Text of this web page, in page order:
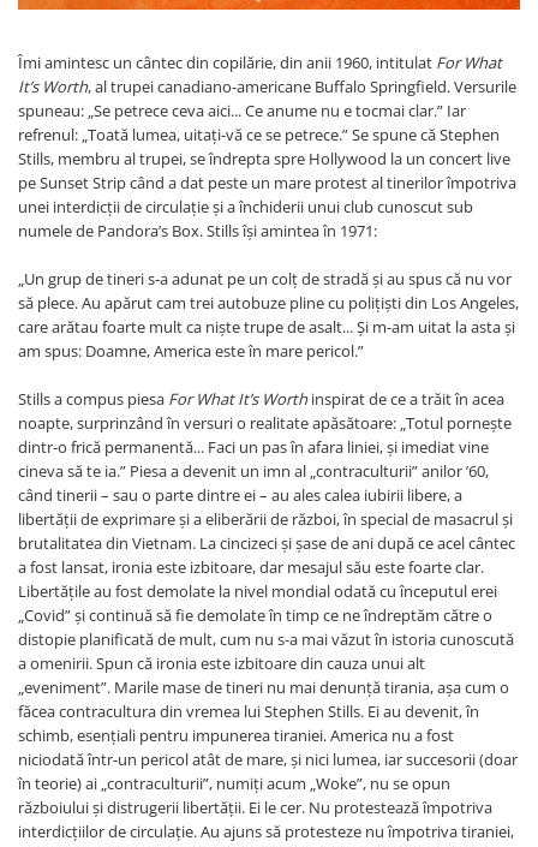
Știință
Seria Montauk
Mistere
Seria Chico Xavier
Seria Helena Blavatsky
Sănătate
Umor
Viata după moarte
Non-dualitate
Alimentație
Creștinism
Vindecare
Povestiri
Relații de cuplu
Erotism
Psihologie practică
Sexualitate
Lumea îngerilor
Seria Masaru Emoto
Îmi amintesc un cântec din copilărie, din anii 1960, intitulat For What
It’s Worth, al trupei canadiano-americane Buffalo Springfield. Versurile
spuneau: „Se petrece ceva aici... Ce anume nu e tocmai clar.” Iar
refrenul: „Toată lumea, uitați-vă ce se petrece.” Se spune că Stephen
Stills, membru al trupei, se îndrepta spre Hollywood la un concert live
pe Sunset Strip când a dat peste un mare protest al tinerilor împotriva
unei interdicții de circulație și a închiderii unui club cunoscut sub
numele de Pandora’s Box. Stills își amintea în 1971:
„Un grup de tineri s-a adunat pe un colț de stradă și au spus că nu vor
să plece. Au apărut cam trei autobuze pline cu polițiști din Los Angeles,
care arătau foarte mult ca niște trupe de asalt... Și m-am uitat la asta și
am spus: Doamne, America este în mare pericol.”
Stills a compus piesa For What It’s Worthinspirat de ce a trăit în acea
noapte, surprinzând în versuri o realitate apăsătoare: „Totul pornește
dintr-o frică permanentă... Faci un pas în afara liniei, și imediat vine
cineva să te ia.” Piesa a devenit un imn al „contraculturii” anilor ’60,
când tinerii – sau o parte dintre ei – au ales calea iubirii libere, a
libertății de exprimare și a eliberării de război, în special de masacrul și
brutalitatea din Vietnam. La cincizeci și șase de ani după ce acel cântec
a fost lansat, ironia este izbitoare, dar mesajul său este foarte clar.
Libertățile au fost demolate la nivel mondial odată cu începutul erei
„Covid” și continuă să fie demolate în timp ce ne îndreptăm către o
distopie planificată de mult, cum nu s-a mai văzut în istoria cunoscută
a omenirii. Spun că ironia este izbitoare din cauza unui alt
„eveniment”. Marile mase de tineri nu mai denunță tirania, așa cum o
făcea contracultura din vremea lui Stephen Stills. Ei au devenit, în
schimb, esențiali pentru impunerea tiraniei. America nu a fost
niciodată într-un pericol atât de mare, și nici lumea, iar succesorii (doar
în teorie) ai „contraculturii”, numiți acum „Woke”, nu se opun
războiului și distrugerii libertății. Ei le cer. Nu protestează împotriva
interdicțiilor de circulație. Au ajuns să protesteze nu împotriva tiraniei,